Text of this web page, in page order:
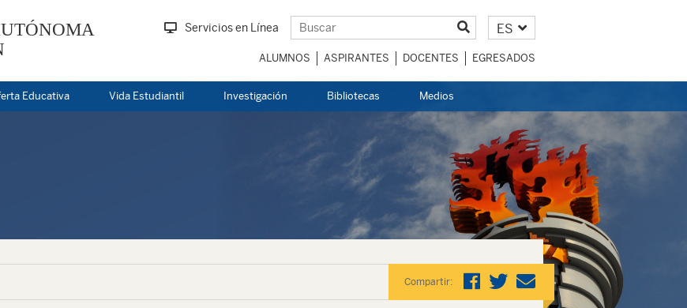
Servicios en Línea ES
ALUMNOS ASPIRANTES DOCENTES EGRESADOS
Educativa Vida Estudiantil Investigación Bibliotecas Medios
Compartir: